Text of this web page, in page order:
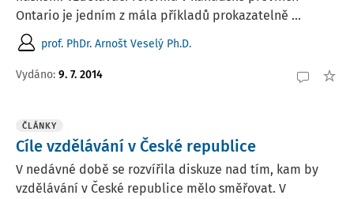
Ontario je jedním z mála příkladů prokazatelně ...
prof. PhDr. Arnošt Veselý Ph.D.
Vydáno: 9. 7. 2014
ČLÁNKY
Cíle vzdělávání v České republice
V nedávné době se rozvířila diskuze nad tím, kam by
vzdělávání v České republice mělo směřovat. V